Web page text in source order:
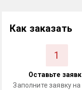
Как заказать
1
Оставьте
Заполните заявку на